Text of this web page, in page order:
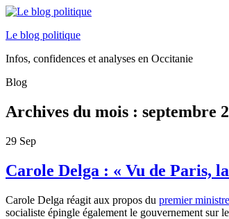
Le blog politique
Infos, confidences et analyses en Occitanie
Blog
Archives du mois : septembre
29 Sep
Carole Delga : « Vu de Paris,
Carole Delga réagit aux propos du premier
socialiste épingle également le gouvernement sur